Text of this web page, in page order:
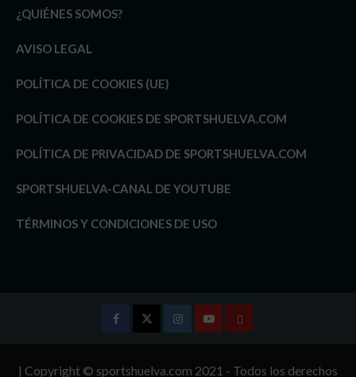
¿QUIÉNES SOMOS?
AVISO LEGAL
POLÍTICA DE COOKIES (UE)
POLÍTICA DE COOKIES DE SPORTSHUELVA.COM
POLÍTICA DE PRIVACIDAD DE SPORTSHUELVA.COM
SPORTSHUELVA-CANAL DE YOUTUBE
TÉRMINOS Y CONDICIONES DE USO
InstagramYoutubeTÉRMINOS
| Copyright © sportshuelva.com 2021 - Todos los derechos